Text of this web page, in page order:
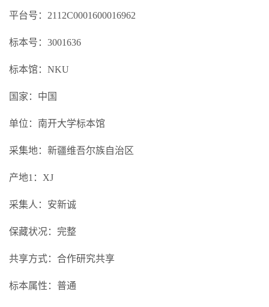
平台号：2112C0001600016962
标本号：3001636
标本馆：NKU
国家：中国
单位：南开大学标本馆
采集地：新疆维吾尔族自治区
产地1：XJ
采集人：安新诚
保藏状况：完整
共享方式：合作研究共享
标本属性：普通